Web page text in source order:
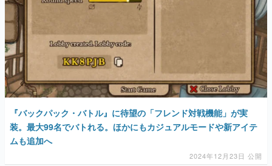
『バックパック・バトル』に待望の「フレンド対戦機能」が実
装。最大99名でバトれる。ほかにもカジュアルモードや新アイテ
ムも追加へ
2024年12月23日 公開